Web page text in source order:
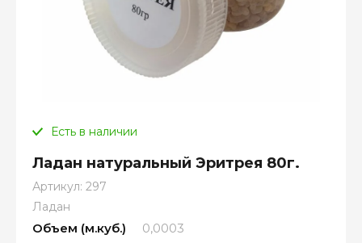
Есть в наличии
Ладан натуральный Эритрея 80г.
Артикул: 297
Ладан
Объем (м.куб.) 0,0003